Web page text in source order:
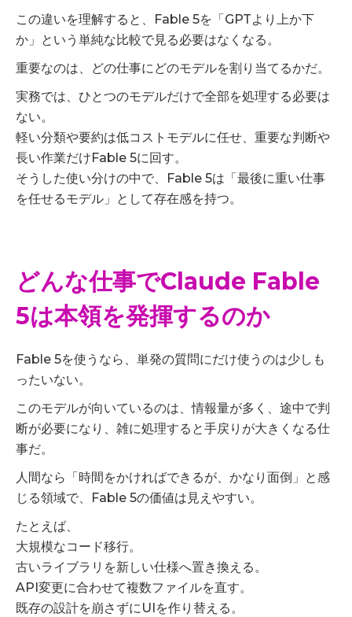
この違いを理解すると、Fable 5を「GPTより上か下
か」という単純な比較で見る必要はなくなる。
重要なのは、どの仕事にどのモデルを割り当てるかだ。
実務では、ひとつのモデルだけで全部を処理する必要は
ない。
軽い分類や要約は低コストモデルに任せ、重要な判断や
長い作業だけFable 5に回す。
そうした使い分けの中で、Fable 5は「最後に重い仕事
を任せるモデル」として存在感を持つ。
どんな仕事でClaude Fable
5は本領を発揮するのか
Fable 5を使うなら、単発の質問にだけ使うのは少しも
ったいない。
このモデルが向いているのは、情報量が多く、途中で判
断が必要になり、雑に処理すると手戻りが大きくなる仕
事だ。
人間なら「時間をかければできるが、かなり面倒」と感
じる領域で、Fable 5の価値は見えやすい。
たとえば、
大規模なコード移行。
古いライブラリを新しい仕様へ置き換える。
API変更に合わせて複数ファイルを直す。
既存の設計を崩さずにUIを作り替える。